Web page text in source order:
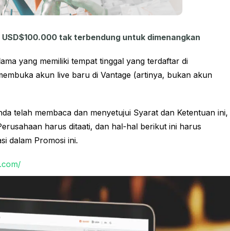
tak terbendung untuk dimenangkan
yang memiliki tempat tinggal yang terdaftar di
akun live baru di Vantage (artinya, bukan akun
telah membaca dan menyetujui Syarat dan Ketentuan ini,
harus ditaati, dan hal-hal berikut ini harus
dalam Promosi ini.